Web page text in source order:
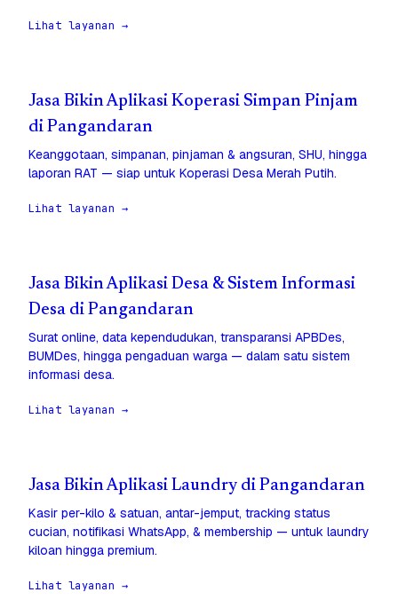
Lihat layanan →
Jasa Bikin Aplikasi Koperasi Simpan Pinjam
di Pangandaran
Keanggotaan, simpanan, pinjaman & angsuran, SHU, hingga
laporan RAT — siap untuk Koperasi Desa Merah Putih.
Lihat layanan →
Jasa Bikin Aplikasi Desa & Sistem Informasi
Desa di Pangandaran
Surat online, data kependudukan, transparansi APBDes,
BUMDes, hingga pengaduan warga — dalam satu sistem
informasi desa.
Lihat layanan →
Jasa Bikin Aplikasi Laundry di Pangandaran
Kasir per-kilo & satuan, antar-jemput, tracking status
cucian, notifikasi WhatsApp, & membership — untuk laundry
kiloan hingga premium.
Lihat layanan →